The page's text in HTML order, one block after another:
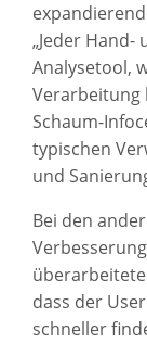
„Jeder
Analysetool,
Verarbeitung
Schaum-
typischen
und
Bei den
dass der
schneller